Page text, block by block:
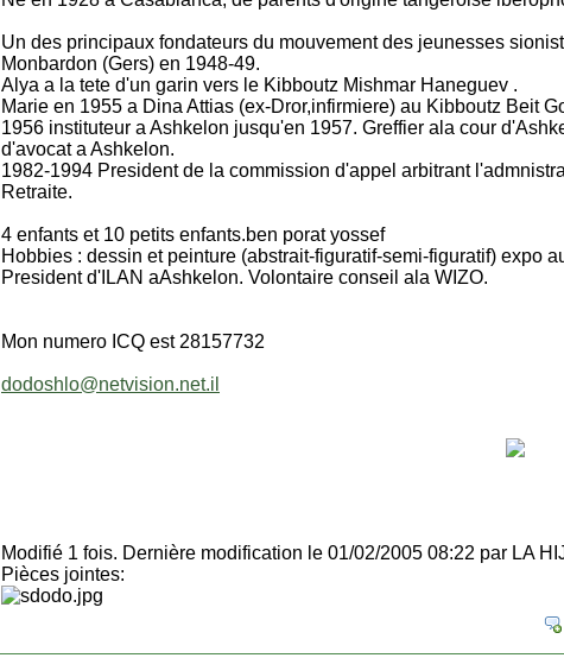
Un des principaux fondateurs du mouvement des jeunesses
Monbardon (Gers) en 1948-49.
Alya a la tete d'un garin vers le Kibboutz Mishmar Haneguev .
Marie en 1955 a Dina Attias (ex-Dror,infirmiere) au Kibboutz Beit
1956 instituteur a Ashkelon jusqu'en 1957. Greffier ala cour
d'avocat a Ashkelon.
1982-1994 President de la commission d'appel arbitrant
Retraite.
4 enfants et 10 petits enfants.ben porat yossef
Hobbies : dessin et peinture (abstrait-figuratif-semi-figuratif) expo
President d'ILAN aAshkelon. Volontaire conseil ala WIZO.
Mon numero ICQ est 28157732
dodoshlo@netvision.net.il
Modifié 1 fois. Dernière modification le 01/02/2005 08:22 par LA
Pièces jointes: